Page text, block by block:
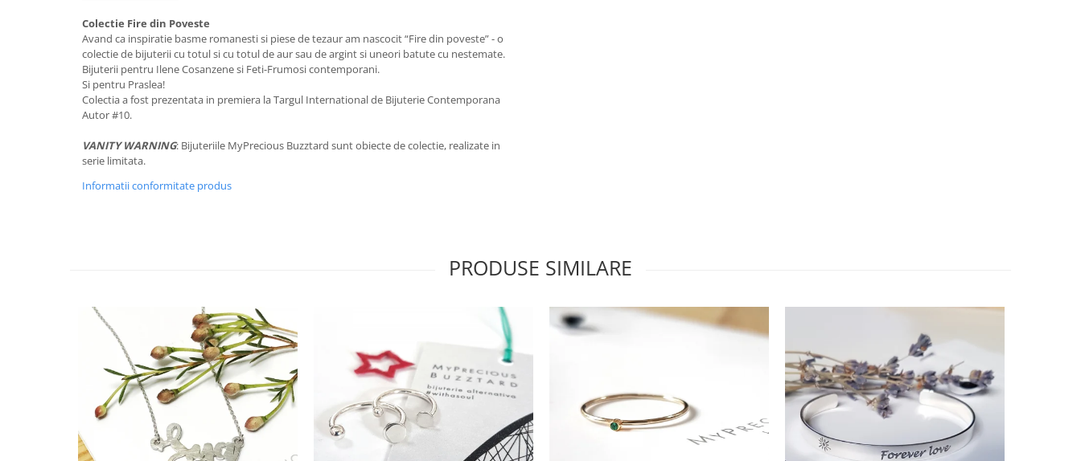
Colectie Fire din Poveste
Avand ca inspiratie basme romanesti si piese de tezaur am nascocit “Fire din poveste” - o
colectie de bijuterii cu totul si cu totul de aur sau de argint si uneori batute cu nestemate.
Bijuterii pentru Ilene Cosanzene si Feti-Frumosi contemporani.
Si pentru Praslea!
Colectia a fost prezentata in premiera la Targul International de Bijuterie Contemporana
Autor #10.
VANITY WARNING: Bijuteriile MyPrecious Buzztard sunt obiecte de colectie, realizate in
serie limitata.
Informatii conformitate produs
PRODUSE SIMILARE